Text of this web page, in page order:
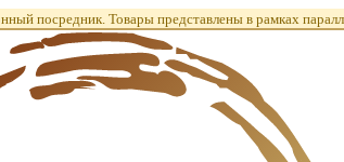
посредник. Товары представлены в рамках